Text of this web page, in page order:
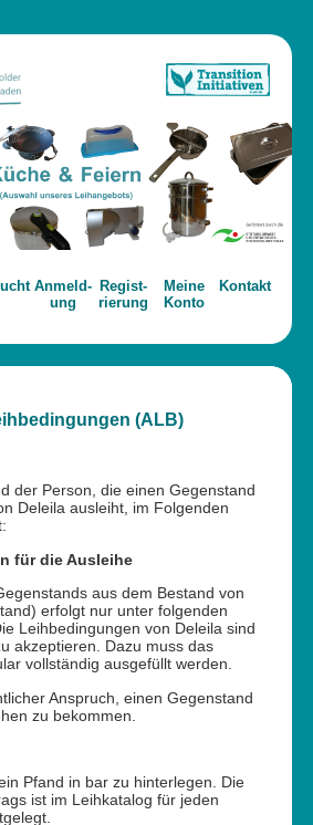
Anmeld­
ung
Regist­
rier­ung
Meine
Konto
Kontakt
(ALB)
der Person, die einen Gegenstand
Deleila ausleiht, im Folgenden
für die Ausleihe
aus dem Bestand von
erfolgt nur unter folgenden
Leihbedingungen von Deleila sind
akzeptieren. Dazu muss das
vollständig ausgefüllt werden.
Anspruch, einen Gegenstand
zu bekommen.
Pfand in bar zu hinterlegen. Die
ist im Leihkatalog für jeden